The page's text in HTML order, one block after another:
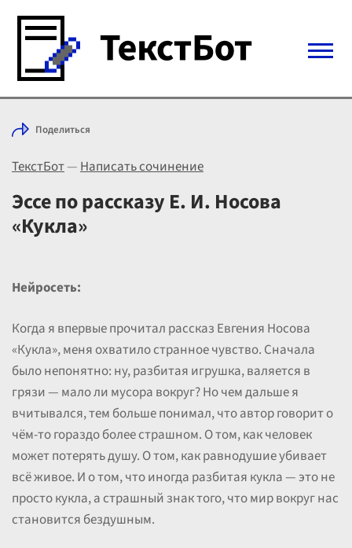
Войти с Telegram
Выбрать режим
Цены
Поделиться
ТекстБот—Написать сочинение
Эссе по рассказу Е. И. Носова
«Кукла»
Нейросеть:
Когда я впервые прочитал рассказ Евгения Носова
«Кукла», меня охватило странное чувство. Сначала
было непонятно: ну, разбитая игрушка, валяется в
грязи — мало ли мусора вокруг? Но чем дальше я
вчитывался, тем больше понимал, что автор говорит о
чём-то гораздо более страшном. О том, как человек
может потерять душу. О том, как равнодушие убивает
всё живое. И о том, что иногда разбитая кукла — это не
просто кукла, а страшный знак того, что мир вокруг нас
становится бездушным.